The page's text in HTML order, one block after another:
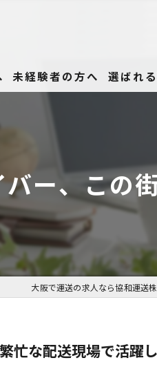
未経験者の方へ 選ばれ
ー、この
大阪で運送の求人なら協和運送
忙な配送現場で活躍